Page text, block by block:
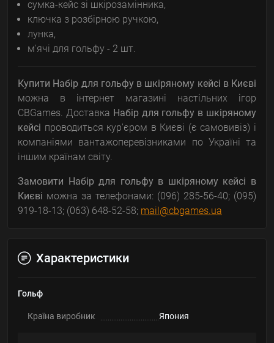
сумка-кейс зі шкірозамінника,
ключка з розбірною ручкою,
лунка,
м'ячі для гольфу - 2 шт.
Купити Набір для гольфу в шкіряному кейсі в Києві
можна в інтернет магазині настільних ігор
CBGames. Доставка Набір для гольфу в шкіряному
кейсі проводиться кур'єром в Києві (є самовивіз) і
компаніями вантажоперевізниками по Україні та
іншим країнам світу.
Замовити Набір для гольфу в шкіряному кейсі в
Києві можна за телефонами: (096) 285-56-40; (095)
919-18-13; (063) 648-52-58; mail@cbgames.ua
Характеристики
Гольф
Країна виробник Япония